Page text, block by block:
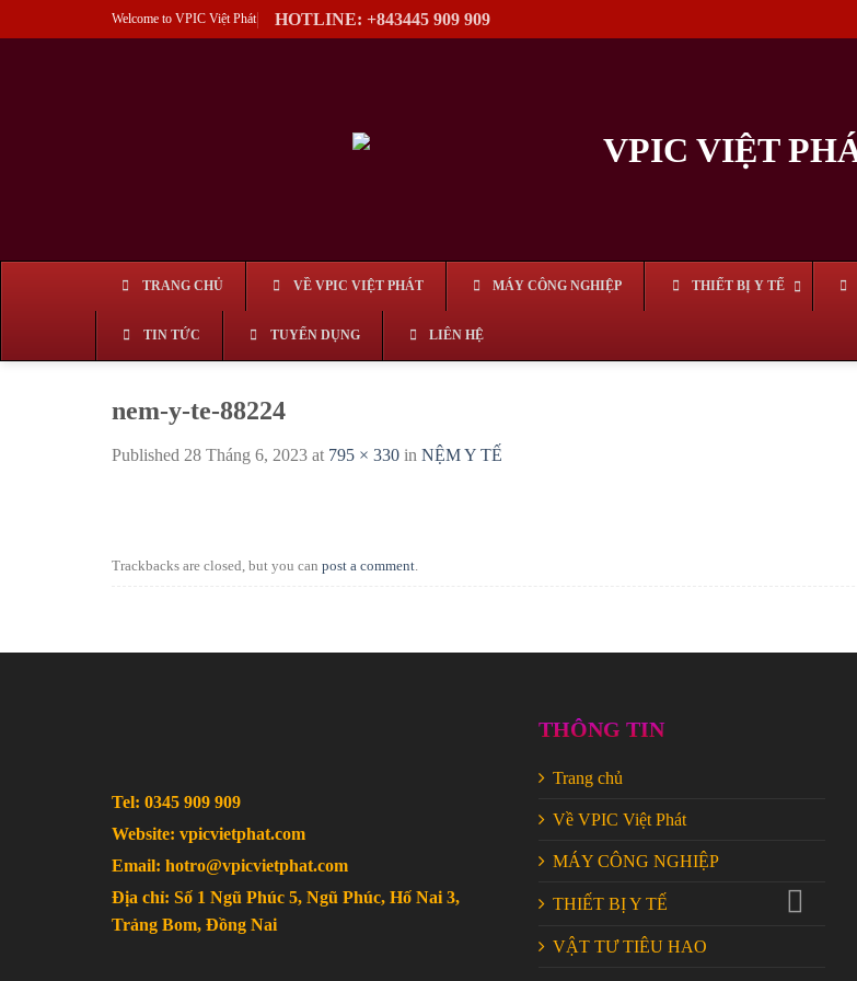
to
Welcome to VPIC Việt Phát HOTLINE: +843445 909 909
TRANG CHỦ VỀ VPIC VIỆT PHÁT MÁY CÔNG NGHIỆP THIẾT BỊ Y TẾ
TIN TỨC TUYỂN DỤNG LIÊN HỆ
nem-y-te-88224
Published 28 Tháng 6, 2023 at 795 × 330 in NỆM Y TẾ
Trackbacks are closed, but you can post a comment.
Tel: 0345 909 909
Website: vpicvietphat.com
Email: hotro@vpicvietphat.com
Địa chỉ: Số 1 Ngũ Phúc 5, Ngũ Phúc, Hố Nai 3,
Trảng Bom, Đồng Nai
THÔNG TIN
Trang chủ
Về VPIC Việt Phát
MÁY CÔNG NGHIỆP
THIẾT BỊ Y TẾ
VẬT TƯ TIÊU HAO